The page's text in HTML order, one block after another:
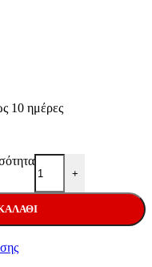
10 ημέρες
+